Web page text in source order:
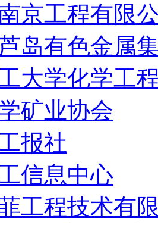
京工程有限
岛有色金属
大学化学工
矿业协会
报社
信息中心
工程技术有